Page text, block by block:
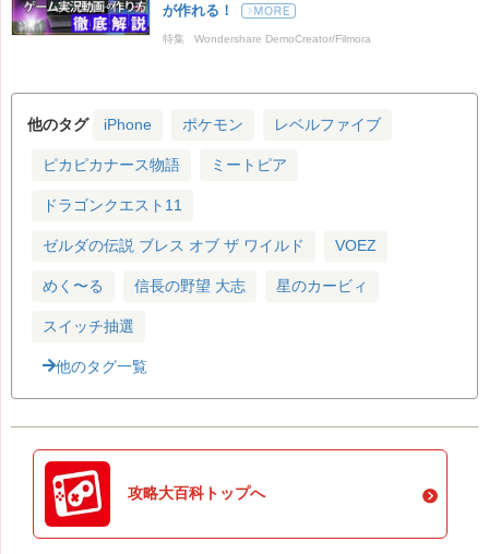
が作れる！
特集 Wondershare DemoCreator/Filmora
他のタグ iPhone ポケモン レベルファイブ
ピカピカナース物語 ミートピア
ドラゴンクエスト11
ゼルダの伝説 ブレス オブ ザ ワイルド VOEZ
めく〜る 信長の野望 大志 星のカービィ
スイッチ抽選
他のタグ一覧
攻略大百科トップへ